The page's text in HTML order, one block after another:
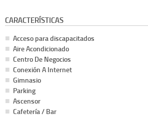
CARACTERÍSTICAS
Acceso para discapacitados
Aire Acondicionado
Centro De Negocios
Conexión A Internet
Gimnasio
Parking
Ascensor
Cafetería / Bar